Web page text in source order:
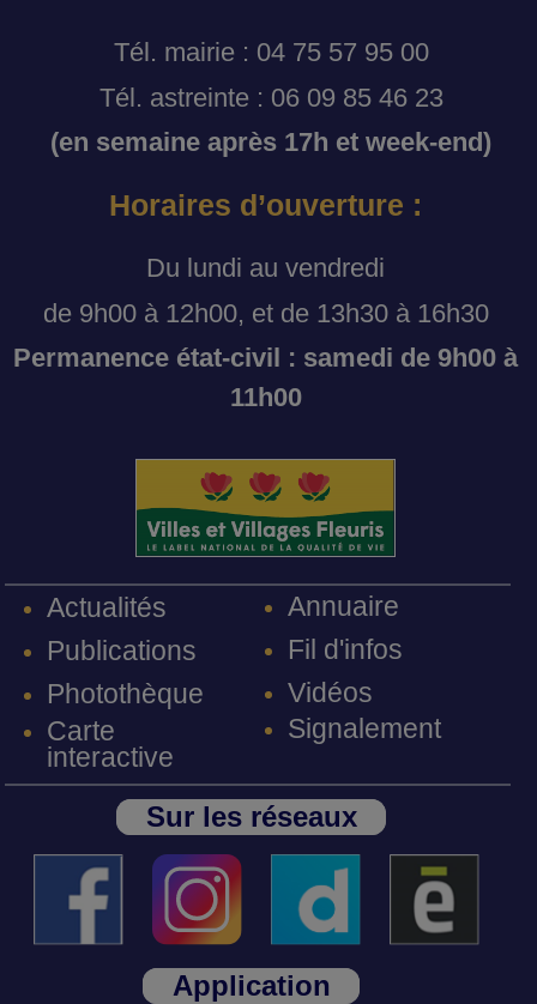
Tél. mairie : 04 75 57 95 00
Tél. astreinte : 06 09 85 46 23
(en semaine après 17h et week-end)
Horaires d’ouverture :
Du lundi au vendredi
de 9h00 à 12h00, et de 13h30 à 16h30
Permanence état-civil : samedi de 9h00 à
11h00
Actualités
Publications
Photothèque
Carte
interactive
Annuaire
Fil d'infos
Vidéos
Signalement
Sur les réseaux
Application